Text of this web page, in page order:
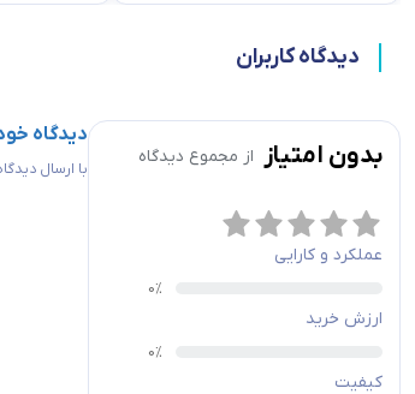
ویژگی های
نرم افزاری
دیدگاه کاربران
بدون امتیاز از مجموع دیدگاه
عملکرد و کارایی
ارزش خرید
کیفیت
دیدگاه
با ارسال